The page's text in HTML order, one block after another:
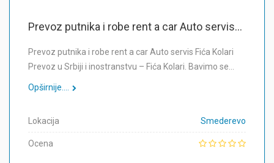
Prevoz putnika i robe rent a car Auto servis...
Prevoz putnika i robe rent a car Auto servis Fića Kolari
Prevoz u Srbiji i inostranstvu – Fića Kolari. Bavimo se…
Opširnije....
Lokacija Smederevo
Ocena